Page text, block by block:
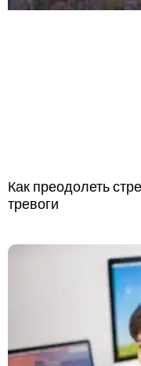
Как преодолеть
тревоги